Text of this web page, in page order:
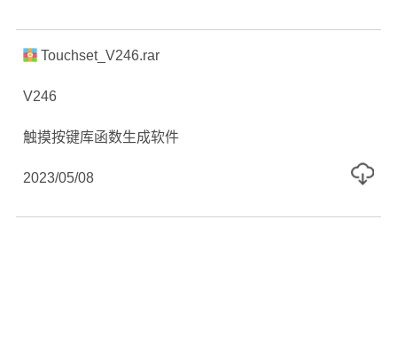
Touchset_V246.rar
V246
触摸按键库函数生成软件
2023/05/08